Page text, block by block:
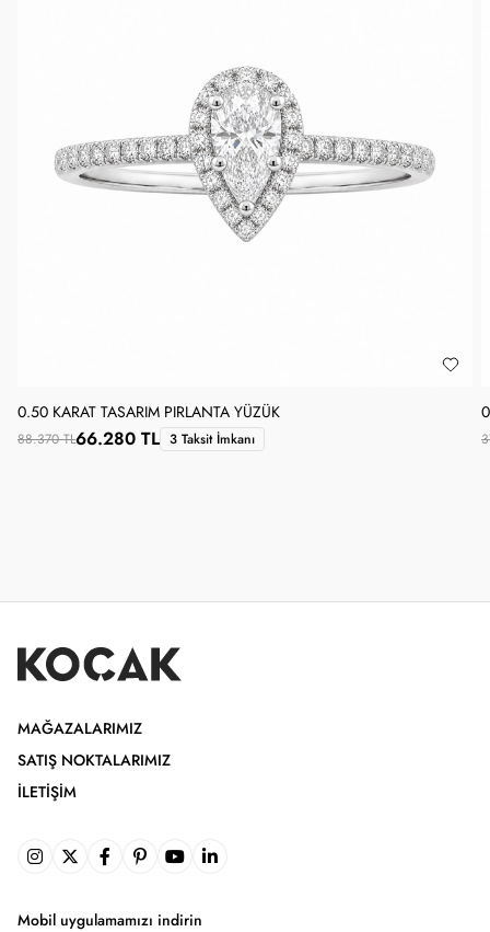
0.50 KARAT TASARIM PIRLANTA YÜZÜK
88.370 TL66.280 TL 3 Taksit İmkanı
MAĞAZALARIMIZ
SATIŞ NOKTALARIMIZ
İLETIŞIM
Mobil uygulamamızı indirin